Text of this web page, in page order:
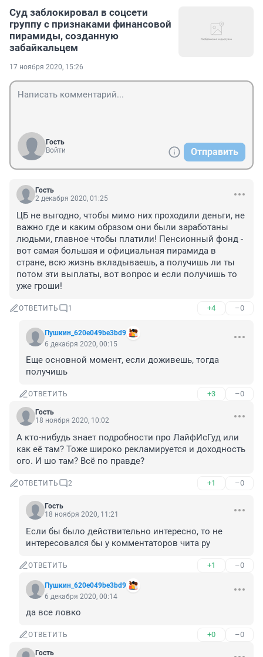
Суд заблокировал в соцсети
группу с признаками финансовой
пирамиды, созданную
забайкальцем
17 ноября 2020, 15:26
Гость
Войти
Отправить
Гость
2 декабря 2020, 01:25
ЦБ не выгодно, чтобы мимо них проходили деньги, не
важно где и каким образом они были заработаны
людьми, главное чтобы платили! Пенсионный фонд -
вот самая большая и официальная пирамида в
стране, всю жизнь вкладываешь, а получишь ли ты
потом эти выплаты, вот вопрос и если получишь то
уже гроши!
ОТВЕТИТЬ 1 +4 –0
Пушкин_620e049be3bd9
6 декабря 2020, 00:15
Еще основной момент, если доживешь, тогда
получишь
ОТВЕТИТЬ +3 –0
Гость
18 ноября 2020, 10:02
А кто-нибудь знает подробности про ЛайфИсГуд или
как её там? Тоже широко рекламируется и доходность
ого. И шо там? Всё по правде?
ОТВЕТИТЬ 2 +1 –0
Гость
18 ноября 2020, 11:21
Если бы было действительно интересно, то не
интересовался бы у комментаторов чита ру
ОТВЕТИТЬ +1 –0
Пушкин_620e049be3bd9
6 декабря 2020, 00:14
да все ловко
ОТВЕТИТЬ +0 –0
Гость